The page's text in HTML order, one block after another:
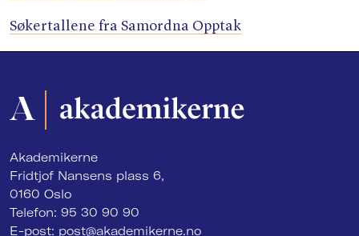
Søkertallene fra Samordna Opptak
Akademikerne
Fridtjof Nansens plass 6,
0160 Oslo
Telefon: 95 30 90 90
E-post: post@akademikerne.no